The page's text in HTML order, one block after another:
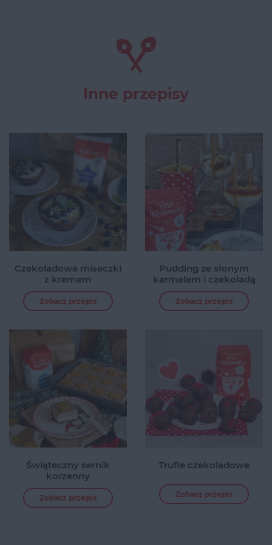
Inne przepisy
Czekoladowe miseczki
z kremem
Zobacz przepis
Pudding ze słonym
karmelem i czekoladą
Zobacz przepis
Świąteczny sernik
korzenny
Zobacz przepis
Trufle czekoladowe
Zobacz przepis